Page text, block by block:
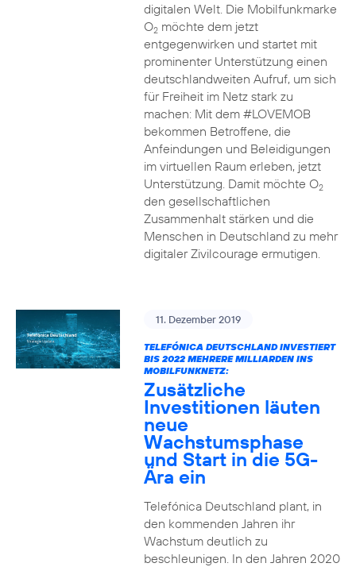
digitalen Welt. Die Mobilfunkmarke
O2möchte dem jetzt
entgegenwirken und startet mit
prominenter Unterstützung einen
deutschlandweiten Aufruf, um sich
für Freiheit im Netz stark zu
machen: Mit dem #LOVEMOB
bekommen Betroffene, die
Anfeindungen und Beleidigungen
im virtuellen Raum erleben, jetzt
Unterstützung. Damit möchte O2
den gesellschaftlichen
Zusammenhalt stärken und die
Menschen in Deutschland zu mehr
digitaler Zivilcourage ermutigen.
11. Dezember 2019
TELEFÓNICA DEUTSCHLAND INVESTIERT
BIS 2022 MEHRERE MILLIARDEN INS
MOBILFUNKNETZ:
Zusätzliche
Investitionen läuten
neue
Wachstumsphase
und Start in die 5G-
Ära ein
Telefónica Deutschland plant, in
den kommenden Jahren ihr
Wachstum deutlich zu
beschleunigen. In den Jahren 2020